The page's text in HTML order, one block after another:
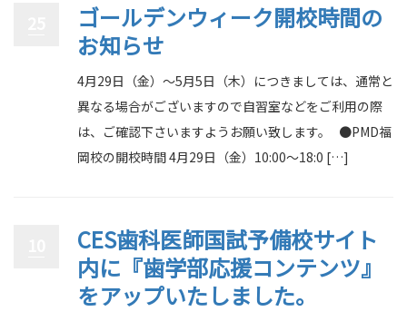
ゴールデンウィーク開校時間の
お知らせ
4月29日（金）〜5月5日（木）につきましては、通常と
異なる場合がございますので自習室などをご利用の際
は、ご確認下さいますようお願い致します。 ●PMD福
岡校の開校時間 4月29日（金）10:00～18:0 […]
CES歯科医師国試予備校サイト
内に『歯学部応援コンテンツ』
をアップいたしました。